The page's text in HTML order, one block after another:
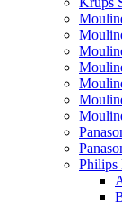
Philips